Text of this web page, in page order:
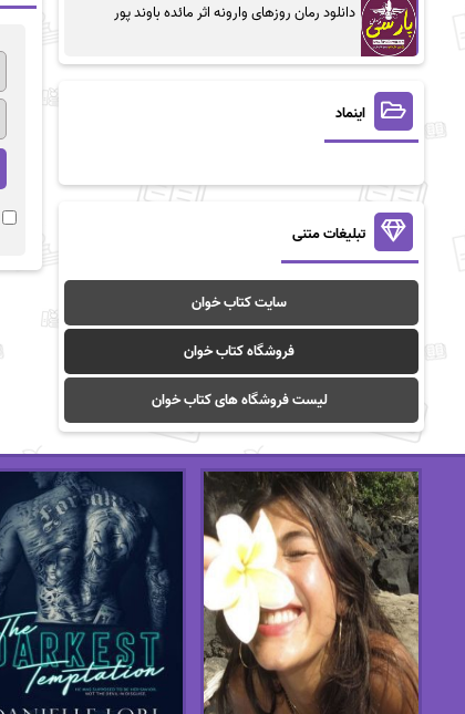
دانلود رمان روزهای وارونه اثر مائده باوند پور
اینماد
تبلیغات متنی
سایت کتاب خوان
فروشگاه کتاب خوان
لیست فروشگاه های کتاب خوان